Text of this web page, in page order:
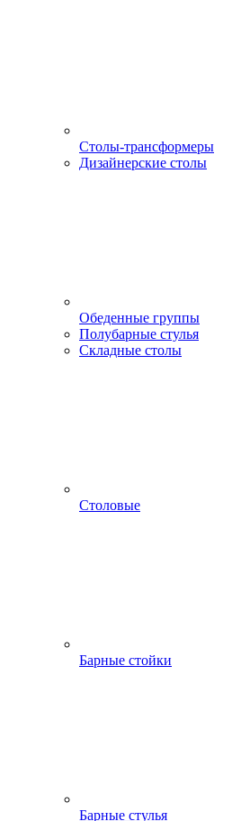
Столы-трансформеры
Дизайнерские столы
Обеденные группы
Полубарные стулья
Складные столы
Столовые
Барные стойки
Барные стулья